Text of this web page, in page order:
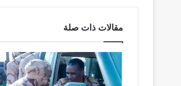
مقالات ذات صلة